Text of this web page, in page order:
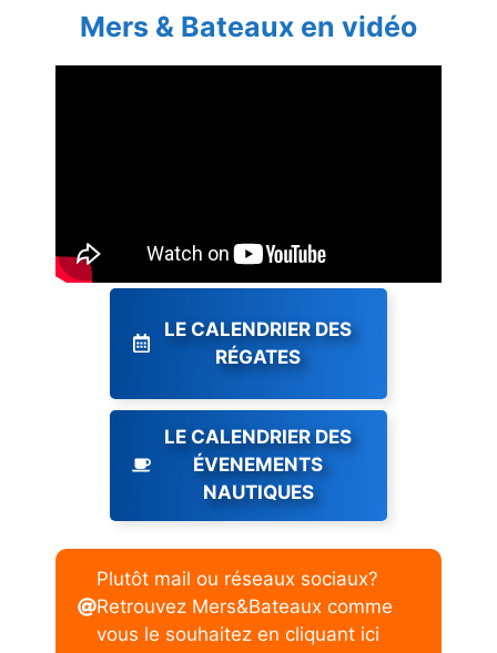
Mers & Bateaux en vidéo
LE CALENDRIER DES
RÉGATES
LE CALENDRIER DES
ÉVENEMENTS
NAUTIQUES
Plutôt mail ou réseaux sociaux?
Retrouvez Mers&Bateaux comme
vous le souhaitez en cliquant ici